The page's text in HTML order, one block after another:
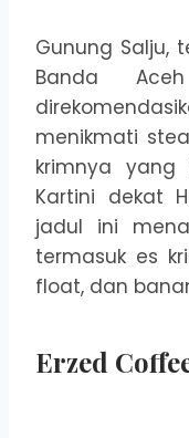
Gunung Salju,
Banda
menikmati
krimnya yang
Kartini dekat
jadul ini
termasuk es
float, dan
Erzed